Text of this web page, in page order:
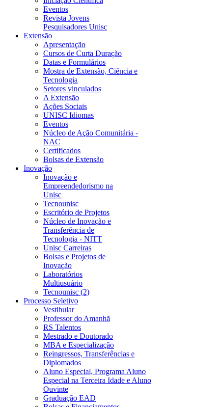
Eventos
Revista Jovens
Pesquisadores Unisc
Extensão
Apresentação
Cursos de Curta Duração
Datas e Formulários
Mostra de Extensão, Ciência e
Tecnologia
Setores vinculados
A Extensão
Ações Sociais
UNISC Idiomas
Eventos
Núcleo de Ação Comunitária -
NAC
Certificados
Bolsas de Extensão
Inovação
Inovação e
Empreendedorismo na
Unisc
Tecnounisc
Escritório de Projetos
Núcleo de Inovação e
Transferência de
Tecnologia - NITT
Unisc Carreiras
Bolsas e Projetos de
Inovação
Laboratórios
Multiusuário
Tecnounisc (2)
Processo Seletivo
Vestibular
Professor do Amanhã
RS Talentos
Mestrado e Doutorado
MBA e Especialização
Reingressos, Transferências e
Diplomados
Aluno Especial, Programa Aluno
Especial na Terceira Idade e Aluno
Ouvinte
Graduação EAD